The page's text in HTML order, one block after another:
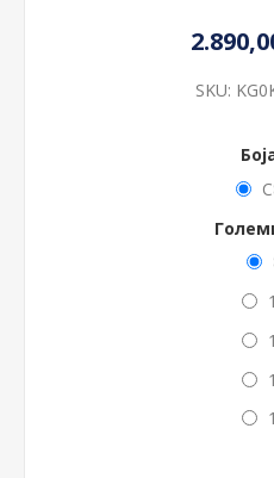
SKU: